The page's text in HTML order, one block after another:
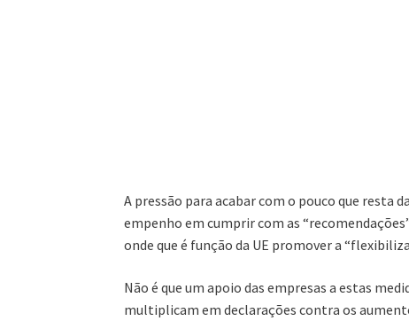
A pressão para acabar com o pouco que resta
empenho em cumprir com as
onde que é função da UE promover a
Não é que um apoio das empresas a estas
multiplicam em declarações contra os